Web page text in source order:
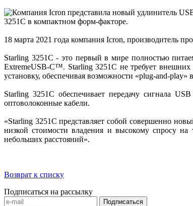
18 марта 2021 года компания Icron, производитель
Starling 3251C - это первый в мире полностью
ExtremeUSB-C™. Starling 3251C не требует
установку, обеспечивая возможности «plug-and-
Starling 3251C обеспечивает передачу сигнала
оптоволоконные кабели.
«Starling 3251C представляет собой совершенно
низкой стоимости владения и высокому спросу
небольших расстояний».
Возврат к списку
Подписаться на рассылку
Подписаться